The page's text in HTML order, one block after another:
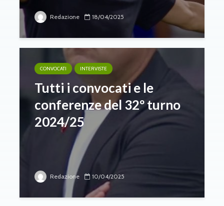
Redazione 18/04/2025
CONVOCATI INTERVISTE
Tutti i convocati e le
conferenze del 32º turno
2024/25
Redazione 10/04/2025